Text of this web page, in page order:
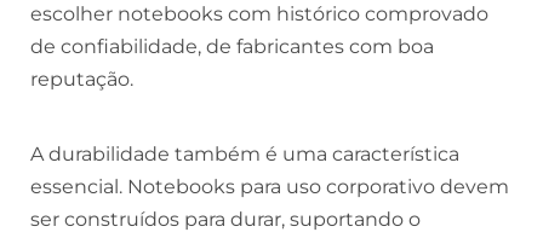
escolher notebooks com histórico comprovado
de confiabilidade, de fabricantes com boa
reputação.
A durabilidade também é uma característica
essencial. Notebooks para uso corporativo devem
ser construídos para durar, suportando o